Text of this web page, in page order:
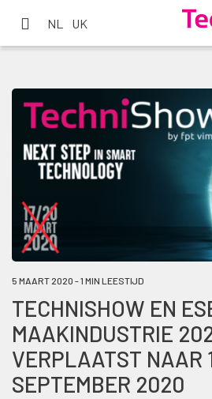
NL UK
5 MAART 2020 - 1 MIN LEESTIJD
TECHNISHOW EN
MAAKINDUSTRIE
VERPLAATST NAAR
SEPTEMBER 2020